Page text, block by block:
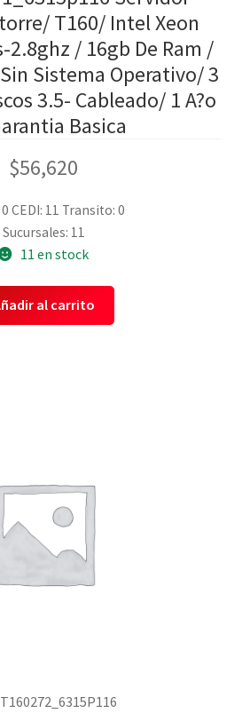
T160/ Intel Xeon
2.8ghz / 16gb De Ram /
Sistema Operativo/ 3
3.5- Cableado/ 1 A?o
Basica
$56,620
CEDI: 11 Transito: 0
Sucursales: 11
11 en stock
al carrito